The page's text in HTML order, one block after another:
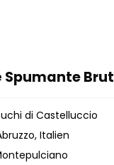
Spumante Brut
di Castelluccio
Italien